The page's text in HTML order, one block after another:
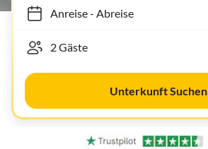
Anreise- Abreise
Unterkunft Suchen